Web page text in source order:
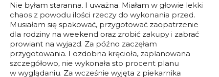
Nie byłam staranna. I uważna. Miałam w głowie lekki
chaos z powodu ilości rzeczy do wykonania przed.
Musiałam się spakować, przygotować zaopatrzenie
dla rodziny na weekend oraz zrobić zakupy i zabrać
prowiant na wyjazd. Za późno zaczęłam
przygotowania. I ozdobna kręcioła, zaplanowana
szczegółowo, nie wykonała sto procent planu
w wyglądaniu. Za wcześnie wyjęta z piekarnika